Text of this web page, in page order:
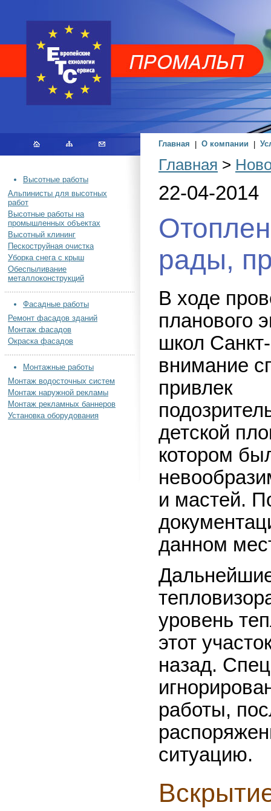
Главная О компании
Высотные работы
Альпинисты для высотных
работ
Высотные работы на
промышленных объектах
Высотный клининг
Пескоструйная очистка
Уборка снега с крыш
Обеспыливание
металлоконструкций
Фасадные работы
Ремонт фасадов зданий
Монтаж фасадов
Окраска фасадов
Монтажные работы
Монтаж водосточных систем
Монтаж наружной рекламы
Монтаж рекламных баннеров
Установка оборудования
Главная >
22-04-2014
рады,
В ходе
планового
школ
внимание
привлек
детской
котором
и мастей.
данном
уровень
этот
назад.
работы,
ситуацию.